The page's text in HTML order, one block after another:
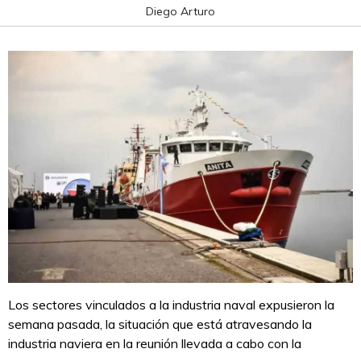
Diego Arturo
Los sectores vinculados a la industria naval expusieron la
semana pasada, la situación que está atravesando la
industria naviera en la reunión llevada a cabo con la